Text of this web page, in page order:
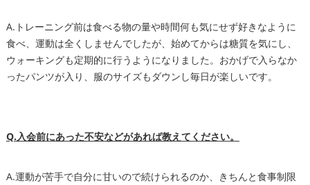
A.トレーニング前は食べる物の量や時間何も気にせず好きなように
食べ、運動は全くしませんでしたが、始めてからは糖質を気にし、
ウォーキングも定期的に行うようになりました。おかげで入らなか
ったパンツが入り、服のサイズもダウンし毎日が楽しいです。
Q.入会前にあった不安などがあれば教えてください。
A.運動が苦手で自分に甘いので続けられるのか、きちんと食事制限